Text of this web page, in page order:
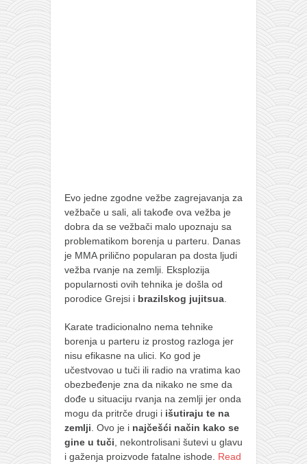
zabranjena istorija
porodične priče
umesto tvitera
azbuki i knjige
najnovije na blogu
moje beleške
istorija karatea
bubishi
kihon
naihanchi
kushanku
passai
temashiwari
kobudo
nunchaku
bo
Evo jedne zgodne vežbe zagrejavanja za
vežbače u sali, ali takođe ova vežba je
dobra da se vežbači malo upoznaju sa
problematikom borenja u parteru. Danas
je MMA prilično popularan pa dosta ljudi
vežba rvanje na zemlji. Eksplozija
popularnosti ovih tehnika je došla od
porodice Grejsi i brazilskog jujitsua
Karate tradicionalno nema tehnike
borenja u parteru iz prostog razloga jer
nisu efikasne na ulici. Ko god je
učestvovao u tuči ili radio na vratima kao
obezbeđenje zna da nikako ne sme da
dođe u situaciju rvanja na zemlji jer onda
mogu da pritrče drugi i išutiraju te na
zemlji . Ovo je i najčešći način kako se
gine u tuči , nekontrolisani šutevi u glavu
i gaženja proizvode fatalne ishode. Read